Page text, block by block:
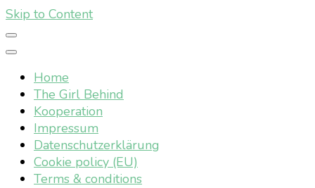
Skip to Content
Home
The Girl Behind
Kooperation
Impressum
Datenschutzerklärung
Cookie policy (EU)
Terms & conditions